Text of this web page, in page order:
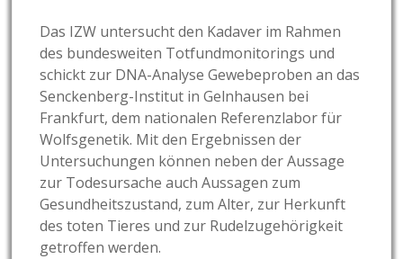
Das IZW untersucht den Kadaver im Rahmen
des bundesweiten Totfundmonitorings und
schickt zur DNA-Analyse Gewebeproben an das
Senckenberg-Institut in Gelnhausen bei
Frankfurt, dem nationalen Referenzlabor für
Wolfsgenetik. Mit den Ergebnissen der
Untersuchungen können neben der Aussage
zur Todesursache auch Aussagen zum
Gesundheitszustand, zum Alter, zur Herkunft
des toten Tieres und zur Rudelzugehörigkeit
getroffen werden.